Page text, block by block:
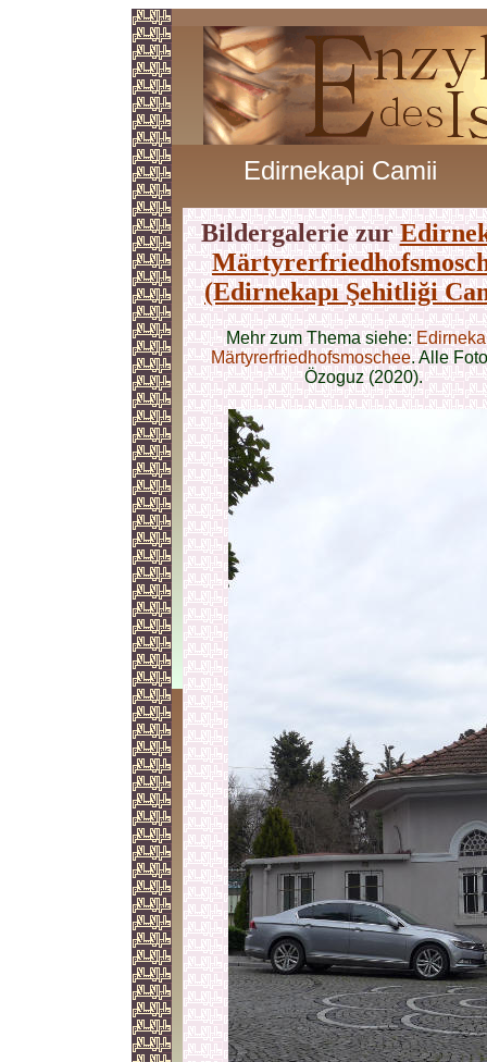
Edirnekapi Camii
Bildergalerie zur
(Edirnekapı Şehitliği
Mehr zum Thema siehe:
Märtyrerfriedhofsmoschee. Alle
Özoguz (2020).